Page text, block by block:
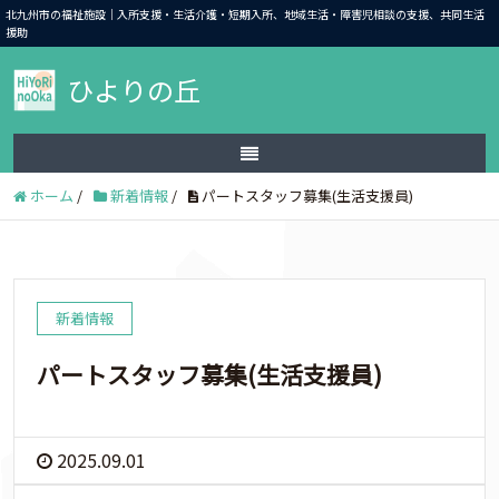
北九州市の福祉施設｜入所支援・生活介護・短期入所、地域生活・障害児相談の支援、共同生活
援助
ひよりの丘
ホーム / 新着情報 / パートスタッフ募集(生活支援員)
新着情報
パートスタッフ募集(生活支援員)
2025.09.01